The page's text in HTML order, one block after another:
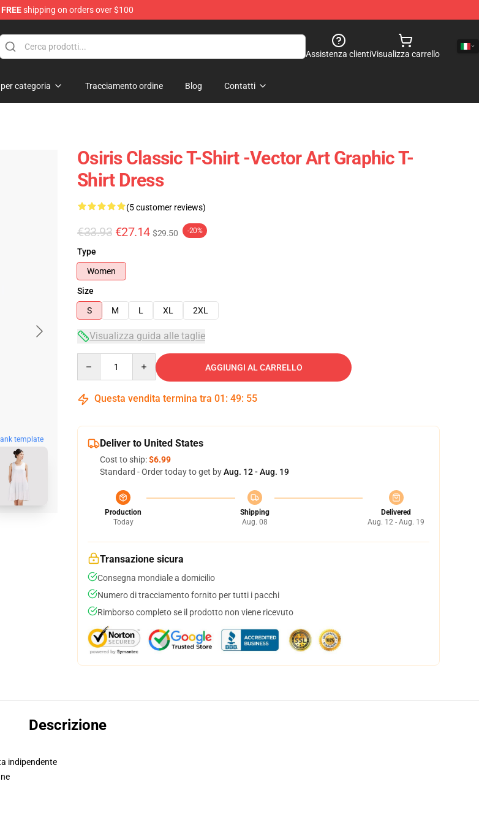
FREEshipping on orders over $100
Assistenza clientiVisualizza carrello
categoria Tracciamento ordine Blog Contatti
template
Osiris Classic T-Shirt -Vector Art Graphic T-
Shirt Dress
(5 customer reviews)
€33.93 €27.14 $29.50 -20%
Type
Women
Size
S
M L XL 2XL
Visualizza guida alle taglie
AGGIUNGI AL CARRELLO
Questa vendita termina tra 01 : 49: 54
Deliver to United States
Cost to ship:$6.99
Standard - Order today to get byAug. 12 - Aug. 19
Production
Today
Shipping
Aug. 08
Delivered
Aug. 12 - Aug. 19
Transazione sicura
Consegna mondiale a domicilio
Numero di tracciamento fornito per tutti i pacchi
Rimborso completo se il prodotto non viene ricevuto
Descrizione
indipendente